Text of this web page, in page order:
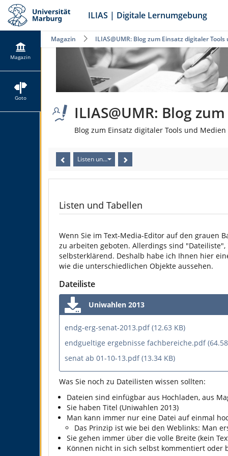
ILIAS | Digitale Lernumgebung
Magazin
Goto
Magazin ILIAS@UMR: Blog zum Einsatz digitaler
ILIAS@UMR: Blog
Blog zum Einsatz digitaler Tools und
Listen und Tabellen
Listen und Tabellen
Wenn Sie im Text-Media-Editor auf den grauen
zu arbeiten geboten. Allerdings sind
selbsterklärend. Deshalb habe ich Ihnen hier
wie die unterschiedlichen Objekte aussehen.
Dateiliste
Uniwahlen 2013
endg-erg-senat-2013.pdf (12.63 KB)
endgueltige ergebnisse fachbereiche.pdf
senat ab 01-10-13.pdf (13.34 KB)
Was Sie noch zu Dateilisten wissen sollten:
Dateien sind einfügbar aus Hochladen, aus
Sie haben Titel (Uniwahlen 2013)
Man kann immer nur eine Datei auf einmal
Das Prinzip ist wie bei den Weblinks: Man
Sie gehen immer über die volle Breite (kein
Können nicht in sich selbst kommentiert oder